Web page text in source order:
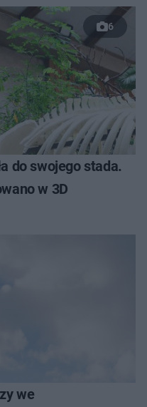
6
do swojego stada.
w 3D
we